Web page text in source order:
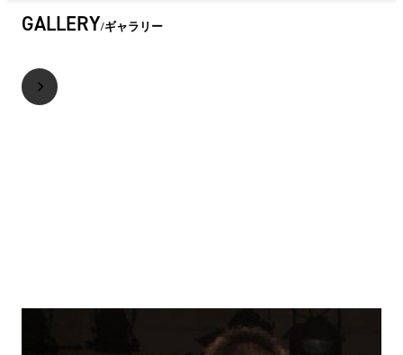
GALLERY ギャラリー